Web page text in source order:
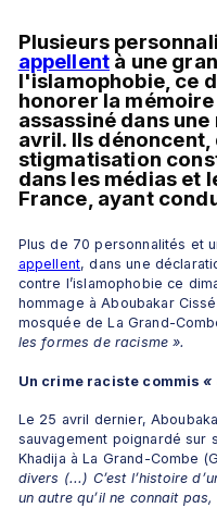
appellent à une
l'islamophobie, ce
honorer la
assassiné dans
avril. Ils dénoncent,
stigmatisation
dans les médias et
France, ayant
appellent, dans une
contre l’islamophobie ce
hommage à Aboubakar
mosquée de La Grand-
les formes de racisme ».
Un crime raciste commis «
Le 25 avril dernier,
sauvagement poignardé sur
Khadija à La Grand-Combe
divers (...) C’est l’histoire
un autre qu’il ne connait